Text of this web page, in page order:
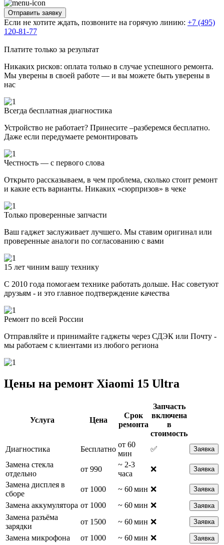
Отправить заявку
Если не хотите ждать, позвоните на горячую линию: +7 (495)
120-81-77
Платите только за результат
Никаких рисков: оплата только в случае успешного ремонта.
Мы уверены в своей работе — и вы можете быть уверены в
нас
Всегда бесплатная диагностика
Устройство не работает? Принесите –разберемся бесплатно.
Даже если передумаете ремонтировать
Честность — с первого слова
Открыто рассказываем, в чем проблема, сколько стоит ремонт
и какие есть варианты. Никаких «сюрпризов» в чеке
Только проверенные запчасти
Ваш гаджет заслуживает лучшего. Мы ставим оригинал или
проверенные аналоги по согласованию с вами
15 лет чиним вашу технику
С 2010 года помогаем технике работать дольше. Нас советуют
друзьям - и это главное подтверждение качества
Ремонт по всей России
Отправляйте и принимайте гаджеты через СДЭК или Почту -
мы работаем с клиентами из любого региона
Цены на ремонт Xiaomi 15 Ultra
Услуга Цена
Срок
ремонта
Запчасть
включена
в
стоимость
Диагностика
Бесплатно
от 60
мин
✅ Заявка
Замена стекла
отдельно
от 990
~ 2-3
часа
❌ Заявка
Замена дисплея в
сборе
от 1000 ~ 60 мин ❌ Заявка
Замена аккумулятора от 1000 ~ 60 мин ❌ Заявка
Замена разъёма
зарядки
от 1500 ~ 60 мин ❌ Заявка
Замена микрофона от 1000 ~ 60 мин ❌ Заявка